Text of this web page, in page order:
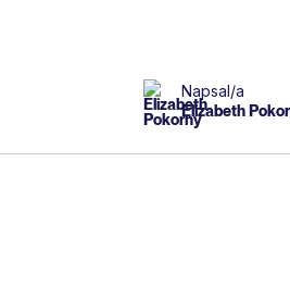
Napsal/a
Elizabeth